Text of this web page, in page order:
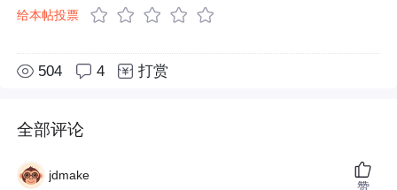
给本帖投票
504 4 打赏
全部评论
jdmake
赞